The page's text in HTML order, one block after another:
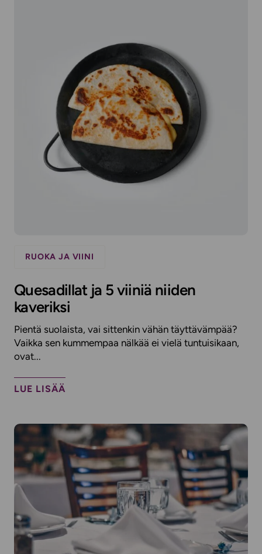
RUOKA JA VIINI
Quesadillat ja 5 viiniä niiden
kaveriksi
Pientä suolaista, vai sittenkin vähän täyttävämpää?
Vaikka sen kummempaa nälkää ei vielä tuntuisikaan,
ovat...
LUE LISÄÄ